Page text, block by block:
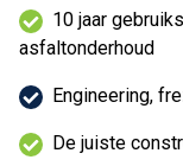
10 jaar
asfaltonderhoud
Engineering,
De juiste